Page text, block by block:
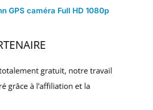
GPS caméra Full HD 1080p